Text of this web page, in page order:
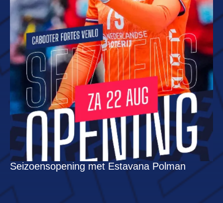
Seizoensopening met Estavana Polman